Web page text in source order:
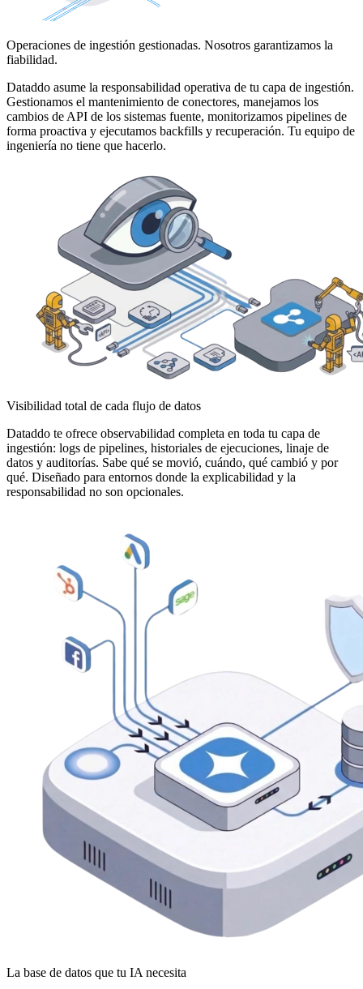
Operaciones de ingestión gestionadas. Nosotros garantizamos la
fiabilidad.
Dataddo asume la responsabilidad operativa de tu capa de ingestión.
Gestionamos el mantenimiento de conectores, manejamos los
cambios de API de los sistemas fuente, monitorizamos pipelines de
forma proactiva y ejecutamos backfills y recuperación. Tu equipo de
ingeniería no tiene que hacerlo.
Visibilidad total de cada flujo de datos
Dataddo te ofrece observabilidad completa en toda tu capa de
ingestión: logs de pipelines, historiales de ejecuciones, linaje de
datos y auditorías. Sabe qué se movió, cuándo, qué cambió y por
qué. Diseñado para entornos donde la explicabilidad y la
responsabilidad no son opcionales.
La base de datos que tu IA necesita